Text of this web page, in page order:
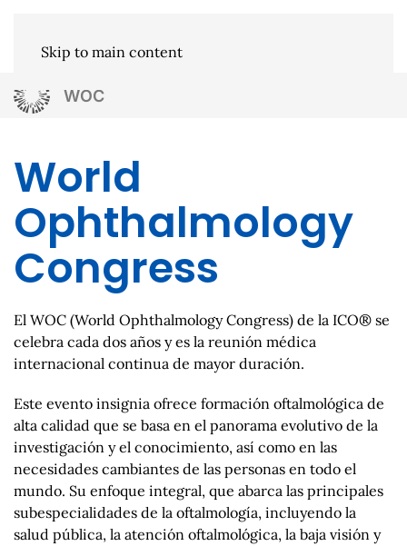
Skip to main content
WOC
World
Ophthalmology
Congress
El WOC (World Ophthalmology Congress) de la ICO® se
celebra cada dos años y es la reunión médica
internacional continua de mayor duración.
Este evento insignia ofrece formación oftalmológica de
alta calidad que se basa en el panorama evolutivo de la
investigación y el conocimiento, así como en las
necesidades cambiantes de las personas en todo el
mundo. Su enfoque integral, que abarca las principales
subespecialidades de la oftalmología, incluyendo la
salud pública, la atención oftalmológica, la baja visión y